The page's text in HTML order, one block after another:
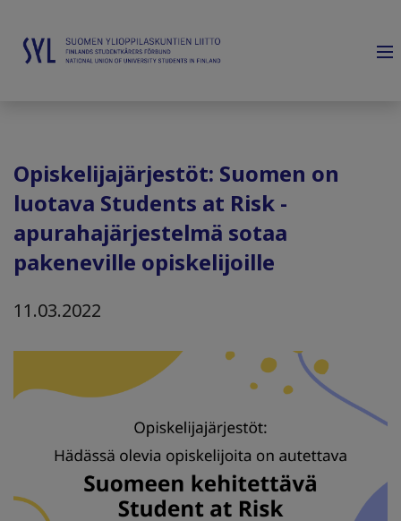
Opiskelijajärjestöt: Suomen on
luotava Students at Risk -
apurahajärjestelmä sotaa
pakeneville opiskelijoille
11.03.2022